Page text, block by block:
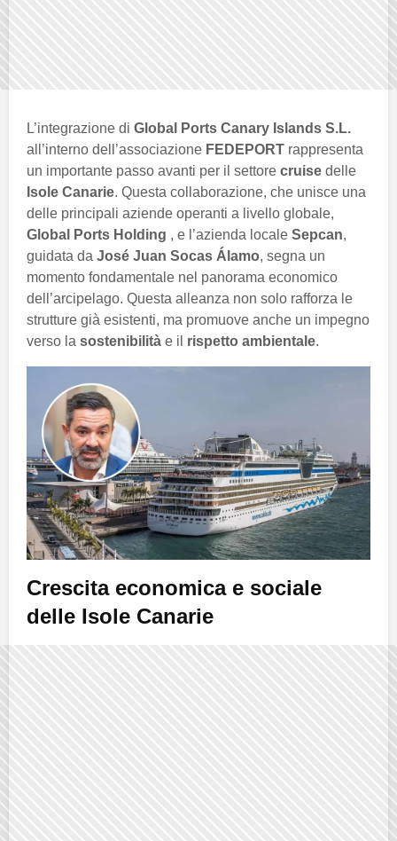
L’integrazione di Global Ports Canary Islands S.L.
all’interno dell’associazione FEDEPORT rappresenta
un importante passo avanti per il settore cruise delle
Isole Canarie. Questa collaborazione, che unisce una
delle principali aziende operanti a livello globale,
Global Ports Holding , e l’azienda locale Sepcan,
guidata da José Juan Socas Álamo, segna un
momento fondamentale nel panorama economico
dell’arcipelago. Questa alleanza non solo rafforza le
strutture già esistenti, ma promuove anche un impegno
verso la sostenibilità e il rispetto ambientale.
Crescita economica e sociale
delle Isole Canarie